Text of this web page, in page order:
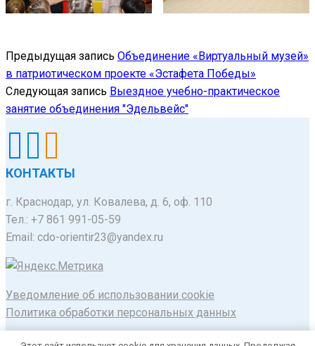
Предыдущая запись Объединение «Виртуальный музей»
в патриотическом проекте «Эстафета Победы»
Следующая запись Выездное учебно-практическое
занятие объединения "Эдельвейс"
КОНТАКТЫ
г. Краснодар, ул. Ковалева, д. 6, оф. 110
Тел.: +7 861 991-05-59
Email: cdo-orientir23@yandex.ru
Уведомление об использовании cookie
Политика обработки персональных данных
© 2020-2025 Муниципальное автономное